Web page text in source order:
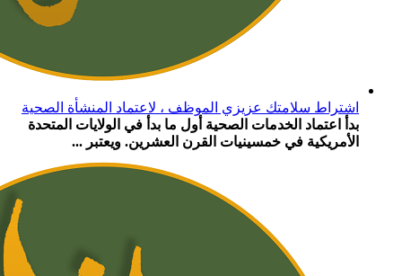
اشتراط سلامتك عزيزي الموظف ، لاعتماد المنشأة الصحية
بدأ اعتماد الخدمات الصحية أول ما بدأ في الولايات المتحدة
الأمريكية في خمسينيات القرن العشرين. ويعتبر ...